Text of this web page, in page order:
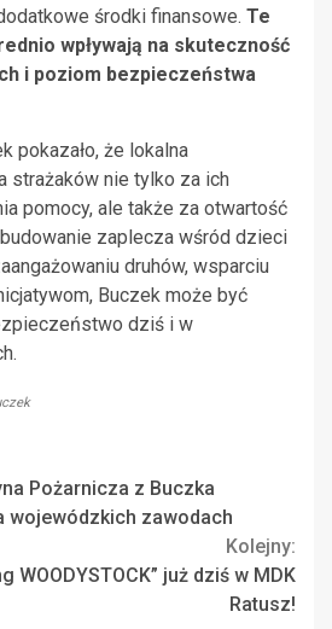
środki finansowe. Te
wpływają na skuteczność
i poziom bezpieczeństwa
pokazało, że lokalna
strażaków nie tylko za ich
pomocy, ale także za otwartość
zaplecza wśród dzieci
druhów, wsparciu
Buczek może być
dziś i w
Pożarnicza z Buczka
wojewódzkich zawodach
Kolejny:
WOODYSTOCK” już dziś w MDK
Ratusz!